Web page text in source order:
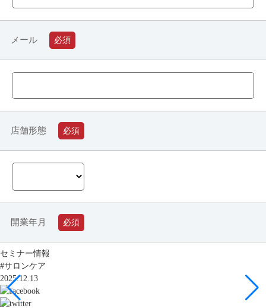
セミナー情報
#サロンケア
2025.12.13